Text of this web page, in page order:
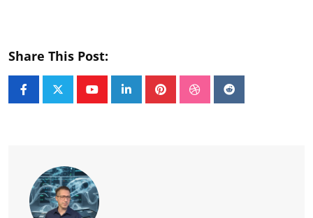
Share This Post:
YoutubeLinkedInPinterestStumbleUpon
Reddit